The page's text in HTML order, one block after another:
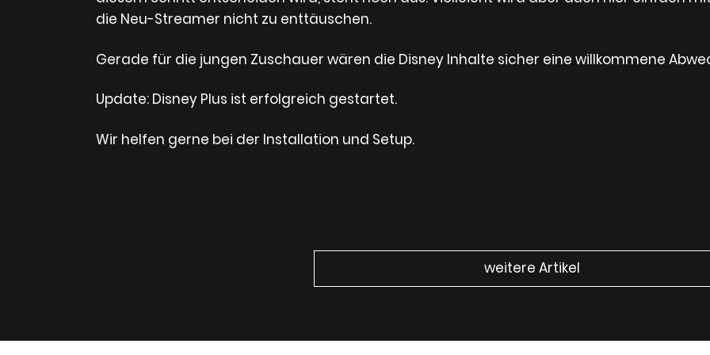
die Neu-Streamer nicht zu enttäuschen.
Gerade für die jungen Zuschauer wären die Disney Inhalte sicher eine willkommene
Update: Disney Plus ist erfolgreich gestartet.
Wir helfen gerne bei der Installation und Setup.
weitere Artikel